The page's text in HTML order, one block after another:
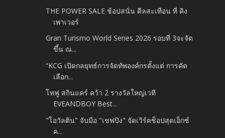
THE POWER SALE ช้อปสนั่น ดีลสะเทือน ที่ คิง
เพาเวอร์
Gran Turismo World Series 2026 รอบที่ 3จะจัด
ขึ้น ณ...
“KCG เปิดกลยุทธ์การจัดทัพองค์กรตั้งแต่ การคัด
เลือก...
โทฟู สกินแคร์ คว้า 2 รางวัลใหญ่เวที
EVEANDBOY Best...
"โอวัลติน" จับมือ "เชฟปิง" จัดเวิร์คช็อปสุดเอ็กซ์
ค...